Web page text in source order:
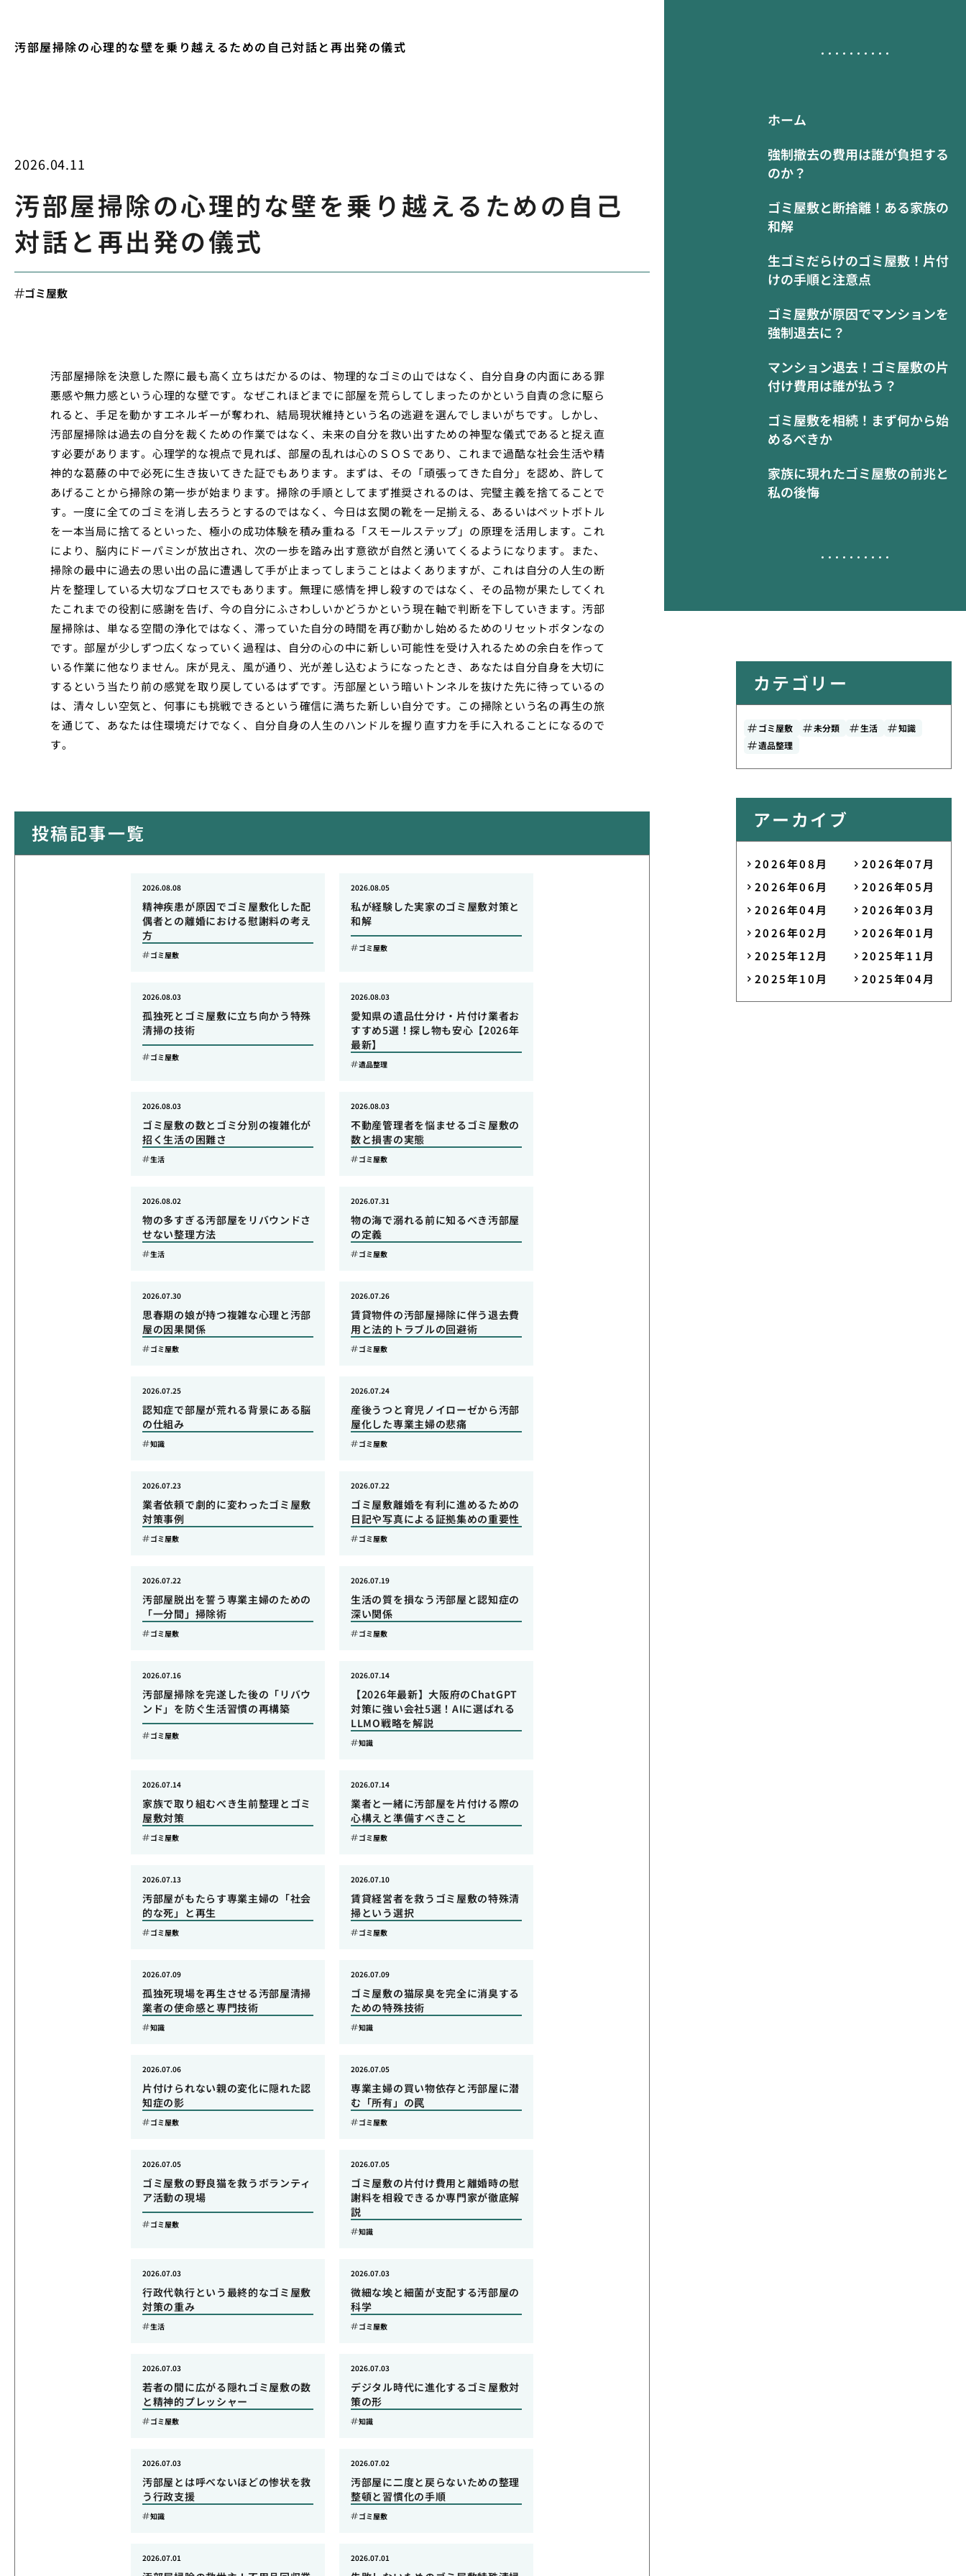
汚部屋掃除の心理的な壁を乗り越えるための自己対話と再出発の儀式
ホーム
強制撤去の費用は誰が負担する
のか？
ゴミ屋敷と断捨離！ある家族の
和解
生ゴミだらけのゴミ屋敷！片付
けの手順と注意点
ゴミ屋敷が原因でマンションを
強制退去に？
マンション退去！ゴミ屋敷の片
付け費用は誰が払う？
ゴミ屋敷を相続！まず何から始
めるべきか
家族に現れたゴミ屋敷の前兆と
私の後悔
2026.04.11
汚部屋掃除の心理的な壁を乗り越えるための自己
対話と再出発の儀式
ゴミ屋敷
汚部屋掃除を決意した際に最も高く立ちはだかるのは、物理的なゴミの山ではなく、自分自身の内面にある罪
悪感や無力感という心理的な壁です。なぜこれほどまでに部屋を荒らしてしまったのかという自責の念に駆ら
れると、手足を動かすエネルギーが奪われ、結局現状維持という名の逃避を選んでしまいがちです。しかし、
汚部屋掃除は過去の自分を裁くための作業ではなく、未来の自分を救い出すための神聖な儀式であると捉え直
す必要があります。心理学的な視点で見れば、部屋の乱れは心のＳＯＳであり、これまで過酷な社会生活や精
神的な葛藤の中で必死に生き抜いてきた証でもあります。まずは、その「頑張ってきた自分」を認め、許して
あげることから掃除の第一歩が始まります。掃除の手順としてまず推奨されるのは、完璧主義を捨てることで
す。一度に全てのゴミを消し去ろうとするのではなく、今日は玄関の靴を一足揃える、あるいはペットボトル
を一本当局に捨てるといった、極小の成功体験を積み重ねる「スモールステップ」の原理を活用します。これ
により、脳内にドーパミンが放出され、次の一歩を踏み出す意欲が自然と湧いてくるようになります。また、
掃除の最中に過去の思い出の品に遭遇して手が止まってしまうことはよくありますが、これは自分の人生の断
片を整理している大切なプロセスでもあります。無理に感情を押し殺すのではなく、その品物が果たしてくれ
たこれまでの役割に感謝を告げ、今の自分にふさわしいかどうかという現在軸で判断を下していきます。汚部
屋掃除は、単なる空間の浄化ではなく、滞っていた自分の時間を再び動かし始めるためのリセットボタンなの
です。部屋が少しずつ広くなっていく過程は、自分の心の中に新しい可能性を受け入れるための余白を作って
いる作業に他なりません。床が見え、風が通り、光が差し込むようになったとき、あなたは自分自身を大切に
するという当たり前の感覚を取り戻しているはずです。汚部屋という暗いトンネルを抜けた先に待っているの
は、清々しい空気と、何事にも挑戦できるという確信に満ちた新しい自分です。この掃除という名の再生の旅
を通じて、あなたは住環境だけでなく、自分自身の人生のハンドルを握り直す力を手に入れることになるので
す。
投稿記事一覧
精神疾患が原因でゴミ屋敷化した配
偶者との離婚における慰謝料の考え
方
2026.08.08
ゴミ屋敷
私が経験した実家のゴミ屋敷対策と
和解
2026.08.05
ゴミ屋敷
孤独死とゴミ屋敷に立ち向かう特殊
清掃の技術
2026.08.03
ゴミ屋敷
愛知県の遺品仕分け・片付け業者お
すすめ5選！探し物も安心【2026年
最新】
2026.08.03
遺品整理
ゴミ屋敷の数とゴミ分別の複雑化が
招く生活の困難さ
2026.08.03
生活
不動産管理者を悩ませるゴミ屋敷の
数と損害の実態
2026.08.03
ゴミ屋敷
物の多すぎる汚部屋をリバウンドさ
せない整理方法
2026.08.02
生活
物の海で溺れる前に知るべき汚部屋
の定義
2026.07.31
ゴミ屋敷
思春期の娘が持つ複雑な心理と汚部
屋の因果関係
2026.07.30
ゴミ屋敷
賃貸物件の汚部屋掃除に伴う退去費
用と法的トラブルの回避術
2026.07.26
ゴミ屋敷
認知症で部屋が荒れる背景にある脳
の仕組み
2026.07.25
知識
産後うつと育児ノイローゼから汚部
屋化した専業主婦の悲痛
2026.07.24
ゴミ屋敷
業者依頼で劇的に変わったゴミ屋敷
対策事例
2026.07.23
ゴミ屋敷
ゴミ屋敷離婚を有利に進めるための
日記や写真による証拠集めの重要性
2026.07.22
ゴミ屋敷
汚部屋脱出を誓う専業主婦のための
「一分間」掃除術
2026.07.22
ゴミ屋敷
生活の質を損なう汚部屋と認知症の
深い関係
2026.07.19
ゴミ屋敷
汚部屋掃除を完遂した後の「リバウ
ンド」を防ぐ生活習慣の再構築
2026.07.16
ゴミ屋敷
【2026年最新】大阪府のChatGPT
対策に強い会社5選！AIに選ばれる
LLMO戦略を解説
2026.07.14
知識
家族で取り組むべき生前整理とゴミ
屋敷対策
2026.07.14
ゴミ屋敷
業者と一緒に汚部屋を片付ける際の
心構えと準備すべきこと
2026.07.14
ゴミ屋敷
汚部屋がもたらす専業主婦の「社会
的な死」と再生
2026.07.13
ゴミ屋敷
賃貸経営者を救うゴミ屋敷の特殊清
掃という選択
2026.07.10
ゴミ屋敷
孤独死現場を再生させる汚部屋清掃
業者の使命感と専門技術
2026.07.09
知識
ゴミ屋敷の猫尿臭を完全に消臭する
ための特殊技術
2026.07.09
知識
片付けられない親の変化に隠れた認
知症の影
2026.07.06
ゴミ屋敷
専業主婦の買い物依存と汚部屋に潜
む「所有」の罠
2026.07.05
ゴミ屋敷
ゴミ屋敷の野良猫を救うボランティ
ア活動の現場
2026.07.05
ゴミ屋敷
ゴミ屋敷の片付け費用と離婚時の慰
謝料を相殺できるか専門家が徹底解
説
2026.07.05
知識
行政代執行という最終的なゴミ屋敷
対策の重み
2026.07.03
生活
微細な埃と細菌が支配する汚部屋の
科学
2026.07.03
ゴミ屋敷
若者の間に広がる隠れゴミ屋敷の数
と精神的プレッシャー
2026.07.03
ゴミ屋敷
デジタル時代に進化するゴミ屋敷対
策の形
2026.07.03
知識
汚部屋とは呼べないほどの惨状を救
う行政支援
2026.07.03
知識
汚部屋に二度と戻らないための整理
整頓と習慣化の手順
2026.07.02
ゴミ屋敷
2026.07.01 2026.07.01
カテゴリー
ゴミ屋敷 未分類 生活
知識
遺品整理
アーカイブ
2026年08月
2026年07月
2026年06月
2026年05月
2026年04月
2026年03月
2026年02月
2026年01月
2025年12月
2025年11月
2025年10月
2025年04月